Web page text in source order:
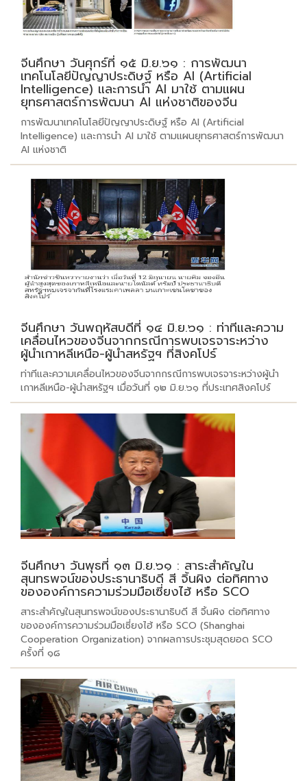
จีนศึกษา วันศุกร์ที่ ๑๕ มิ.ย.๖๑ : การพัฒนา
เทคโนโลยีปัญญาประดิษฐ์ หรือ AI (Artificial
Intelligence) และการนำ AI มาใช้ ตามแผน
ยุทธศาสตร์การพัฒนา AI แห่งชาติของจีน
การพัฒนาเทคโนโลยีปัญญาประดิษฐ์ หรือ AI (Artificial
Intelligence) และการนำ AI มาใช้ ตามแผนยุทธศาสตร์การพัฒนา
AI แห่งชาติ
จีนศึกษา วันพฤหัสบดีที่ ๑๔ มิ.ย.๖๑ : ท่าทีและความ
เคลื่อนไหวของจีนจากกรณีการพบเจรจาระหว่าง
ผู้นำเกาหลีเหนือ-ผู้นำสหรัฐฯ ที่สิงคโปร์
ท่าทีและความเคลื่อนไหวของจีนจากกรณีการพบเจรจาระหว่างผู้นำ
เกาหลีเหนือ-ผู้นำสหรัฐฯ เมื่อวันที่ ๑๒ มิ.ย.๖๑ ที่ประเทศสิงคโปร์
จีนศึกษา วันพุธที่ ๑๓ มิ.ย.๖๑ : สาระสำคัญใน
สุนทรพจน์ของประธานาธิบดี สี จิ้นผิง ต่อทิศทาง
ขององค์การความร่วมมือเซี่ยงไฮ้ หรือ SCO
สาระสำคัญในสุนทรพจน์ของประธานาธิบดี สี จิ้นผิง ต่อทิศทาง
ขององค์การความร่วมมือเซี่ยงไฮ้ หรือ SCO (Shanghai
Cooperation Organization) จากผลการประชุมสุดยอด SCO
ครั้งที่ ๑๘